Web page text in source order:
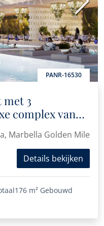
PANR-16530
3
complex van
Marbella Golden Mile
Details bekijken
176 m² Gebouwd